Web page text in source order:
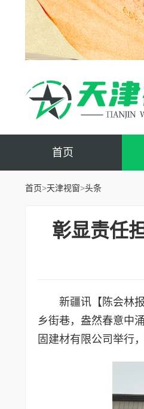
首页
首页>天津视窗>头条
彰显责任
新疆讯【陈会林
乡街巷，盎然春意中
固建材有限公司举行